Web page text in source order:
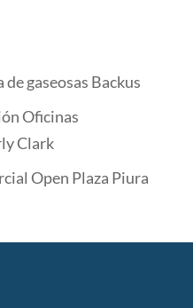
gaseosas Backus
Oficinas
Clark
Open Plaza Piura